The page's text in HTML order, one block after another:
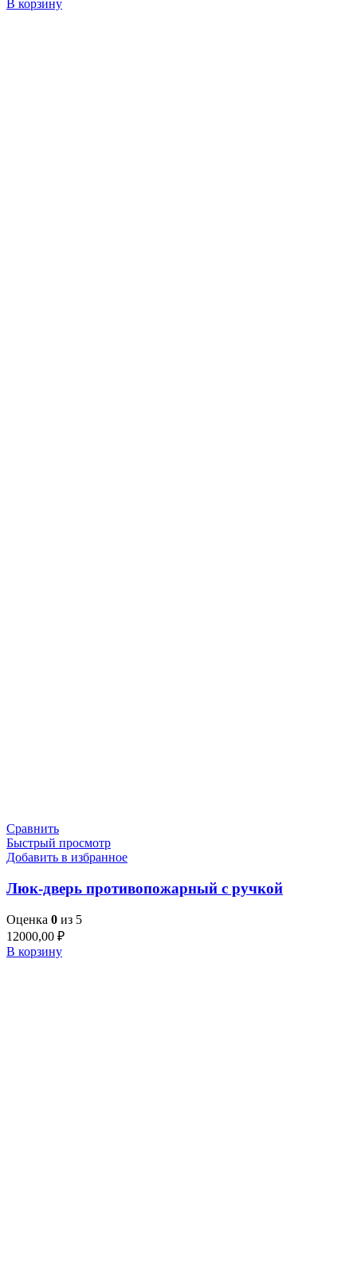
В корзину
Сравнить
Быстрый просмотр
Добавить в избранное
Люк-дверь противопожарный с ручкой
Оценка 0 из 5
12000,00 ₽
В корзину